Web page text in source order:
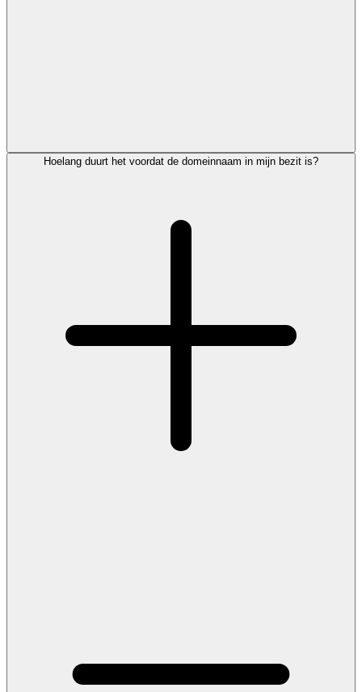
Hoelang duurt het voordat de domeinnaam in mijn bezit is?